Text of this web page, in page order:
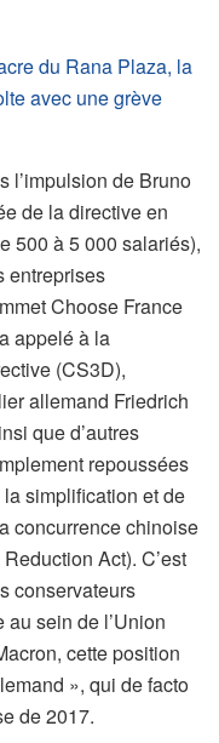
du Rana Plaza, la
avec une grève
l’impulsion de Bruno
de la directive en
500 à 5 000 salariés),
entreprises
Choose France
appelé à la
(CS3D),
allemand Friedrich
que d’autres
repoussées
la simplification et de
concurrence chinoise
Act). C’est
conservateurs
sein de l’Union
cette position
», qui de facto
de 2017.